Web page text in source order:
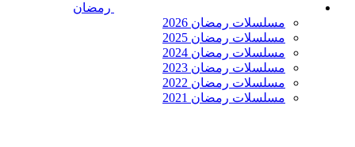
رمضان
مسلسلات رمضان 2026
مسلسلات رمضان 2025
مسلسلات رمضان 2024
مسلسلات رمضان 2023
مسلسلات رمضان 2022
مسلسلات رمضان 2021